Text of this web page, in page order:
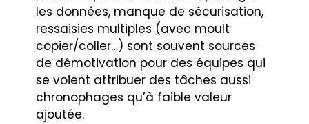
les données, manque de sécurisation,
ressaisies multiples (avec moult
copier/coller…) sont souvent sources
de démotivation pour des équipes qui
se voient attribuer des tâches aussi
chronophages qu’à faible valeur
ajoutée.